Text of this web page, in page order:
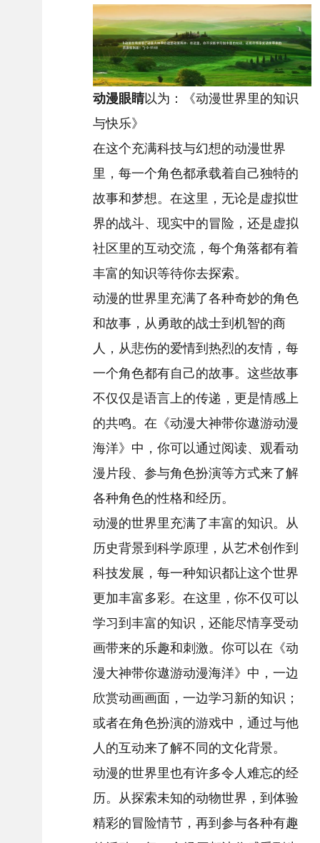
动漫眼睛以为：《动漫世界里的知识
与快乐》
在这个充满科技与幻想的动漫世界
里，每一个角色都承载着自己独特的
故事和梦想。在这里，无论是虚拟世
界的战斗、现实中的冒险，还是虚拟
社区里的互动交流，每个角落都有着
丰富的知识等待你去探索。
动漫的世界里充满了各种奇妙的角色
和故事，从勇敢的战士到机智的商
人，从悲伤的爱情到热烈的友情，每
一个角色都有自己的故事。这些故事
不仅仅是语言上的传递，更是情感上
的共鸣。在《动漫大神带你遨游动漫
海洋》中，你可以通过阅读、观看动
漫片段、参与角色扮演等方式来了解
各种角色的性格和经历。
动漫的世界里充满了丰富的知识。从
历史背景到科学原理，从艺术创作到
科技发展，每一种知识都让这个世界
更加丰富多彩。在这里，你不仅可以
学习到丰富的知识，还能尽情享受动
画带来的乐趣和刺激。你可以在《动
漫大神带你遨游动漫海洋》中，一边
欣赏动画画面，一边学习新的知识；
或者在角色扮演的游戏中，通过与他
人的互动来了解不同的文化背景。
动漫的世界里也有许多令人难忘的经
历。从探索未知的动物世界，到体验
精彩的冒险情节，再到参与各种有趣